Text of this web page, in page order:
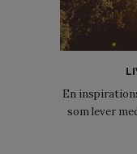
En
som lever